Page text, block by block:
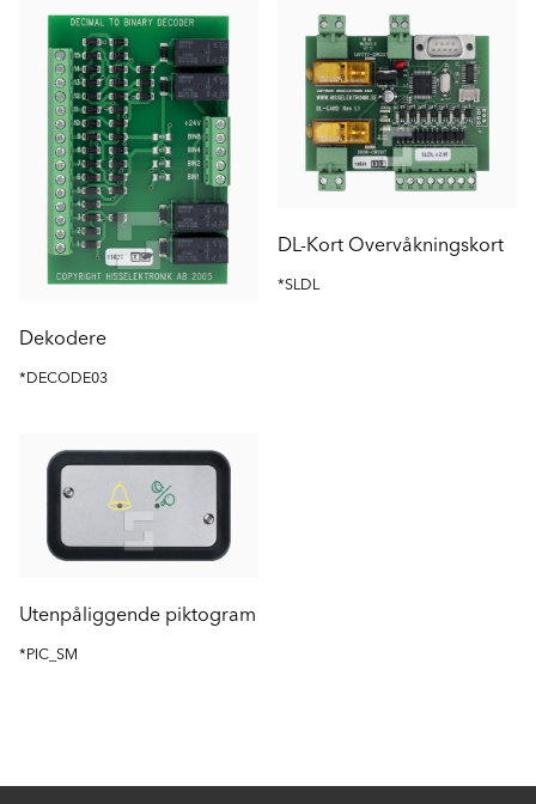
Dekodere
*DECODE03
DL-Kort Overvåkningskort
*SLDL
Utenpåliggende piktogram
*PIC_SM